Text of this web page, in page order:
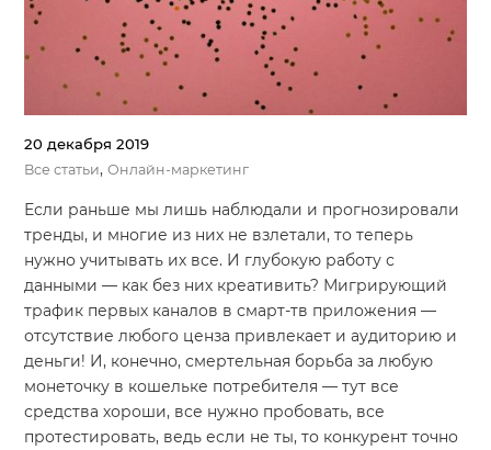
20 декабря 2019
Все статьи,Онлайн-маркетинг
Если раньше мы лишь наблюдали и прогнозировали
тренды, и многие из них не взлетали, то теперь
нужно учитывать их все. И глубокую работу с
данными — как без них креативить? Мигрирующий
трафик первых каналов в смарт-тв приложения —
отсутствие любого ценза привлекает и аудиторию и
деньги! И, конечно, смертельная борьба за любую
монеточку в кошельке потребителя — тут все
средства хороши, все нужно пробовать, все
протестировать, ведь если не ты, то конкурент точно